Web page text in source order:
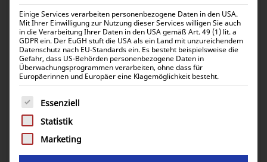
3,18 € inkl. 0% MwSt.
3,78€inkl. 19% MwSt.
SET RJ45 UTP CAT5e Cable 3m blau
Einige Services verarbeiten personenbezogene Daten in den USA.
Mit Ihrer Einwilligung zur Nutzung dieser Services willigen Sie auch
in die Verarbeitung Ihrer Daten in den USA gemäß Art. 49 (1) lit. a
GDPR ein. Der EuGH stuft die USA als ein Land mit unzureichendem
Datenschutz nach EU-Standards ein. Es besteht beispielsweise die
Gefahr, dass US-Behörden personenbezogene Daten in
Überwachungsprogrammen verarbeiten, ohne dass für
Europäerinnen und Europäer eine Klagemöglichkeit besteht.
Es folgt eine Liste der Service-Gruppen, für die eine
Essenziell
Statistik
Marketing